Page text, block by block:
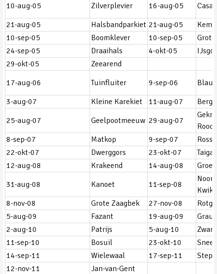
10-aug-05
Zilverplevier 16-aug-05
21-aug-05
Halsbandparkiet 21-aug-05
10-sep-05
Boomklever 10-sep-05
24-sep-05
Draaihals 4-okt-05
29-okt-05
Zeearend
17-aug-06
Tuinfluiter 9-sep-06
3-aug-07
Kleine Karekiet 11-aug-07
25-aug-07
Geelpootmeeuw 29-aug-07
8-sep-07
Matkop 9-sep-07
22-okt-07
Dwerggors 23-okt-07
12-aug-08
Krakeend 14-aug-08
31-aug-08
Kanoet 11-sep-08
8-nov-08
Grote Zaagbek 27-nov-08
5-aug-09
Fazant 19-aug-09
2-aug-10
Patrijs 5-aug-10
11-sep-10
Bosuil 23-okt-10
14-sep-11
Wielewaal 17-sep-11
12-nov-11
Jan-van-Gent